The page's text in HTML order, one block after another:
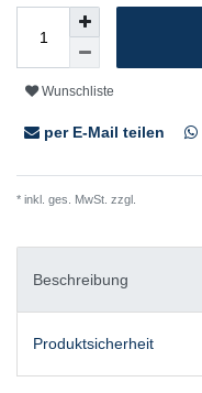
Wunschliste
per E-Mail teilen
* inkl. ges. MwSt. zzgl.
Beschreibung
Produktsicherheit